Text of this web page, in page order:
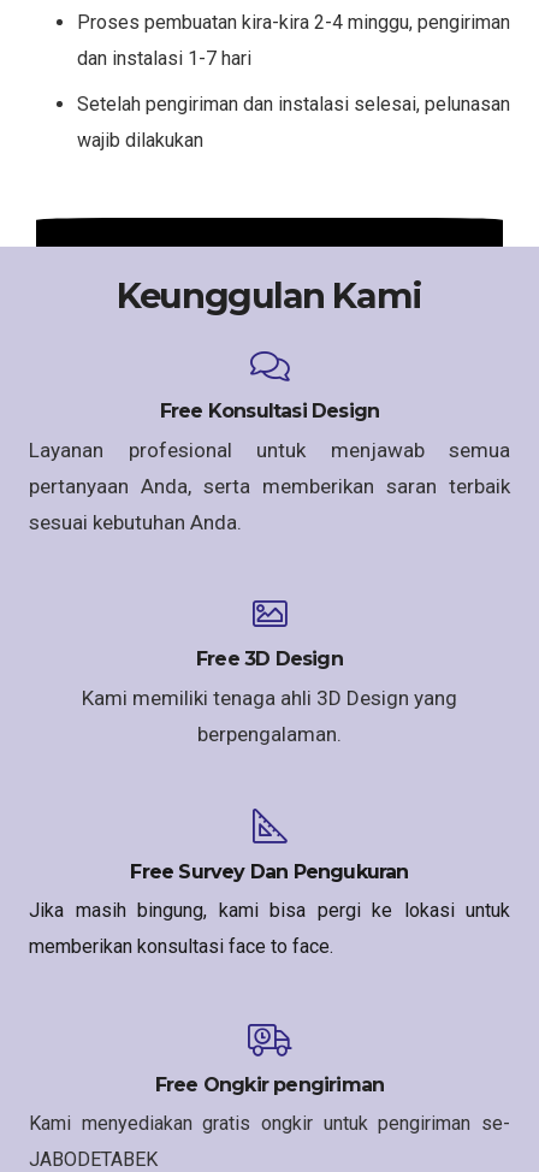
Proses pembuatan kira-kira 2-4 minggu, pengiriman
dan instalasi 1-7 hari
Setelah pengiriman dan instalasi selesai, pelunasan
wajib dilakukan
Keunggulan Kami
Free Konsultasi Design
Layanan profesional untuk menjawab semua
pertanyaan Anda, serta memberikan saran terbaik
sesuai kebutuhan Anda.
Free 3D Design
Kami memiliki tenaga ahli 3D Design yang
berpengalaman.
Free Survey Dan Pengukuran
Jika masih bingung, kami bisa pergi ke lokasi untuk
memberikan konsultasi face to face.
Free Ongkir pengiriman
Kami menyediakan gratis ongkir untuk pengiriman se-
JABODETABEK